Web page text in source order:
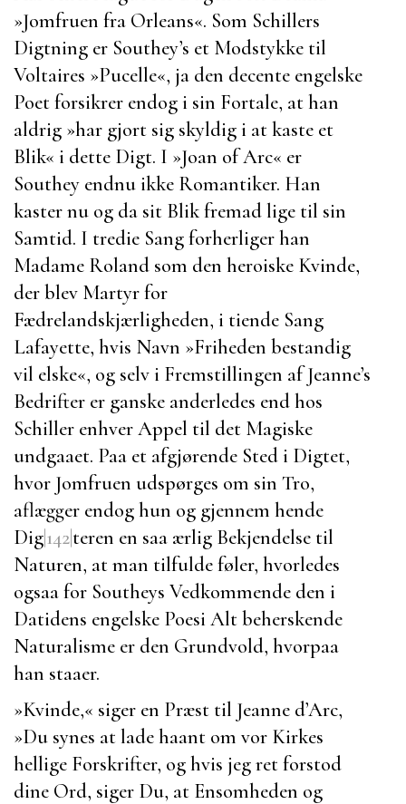
»Jomfruen fra Orleans«. Som Schillers
Digtning er Southey’s et Modstykke til
Voltaires »Pucelle«, ja den decente engelske
Poet forsikrer endog i sin Fortale, at han
aldrig »har gjort sig skyldig i at kaste et
Blik« i dette Digt. I »Joan of Arc« er
Southey endnu ikke Romantiker. Han
kaster nu og da sit Blik fremad lige til sin
Samtid. I tredie Sang forherliger han
Madame Roland som den heroiske Kvinde,
der blev Martyr for
Fædrelandskjærligheden, i tiende Sang
Lafayette, hvis Navn »Friheden bestandig
vil elske«, og selv i Fremstillingen afJeanne’s
Bedrifter er ganske anderledes end hos
Schiller enhver Appel til det Magiske
undgaaet. Paa et afgjørende Sted i Digtet,
hvor Jomfruen udspørges om sin Tro,
aflægger endog hun og gjennem hende
Dig|142|teren en saa ærlig Bekjendelse til
Naturen, at man tilfulde føler, hvorledes
ogsaa for Southeys Vedkommende den i
Datidens engelske Poesi Alt beherskende
Naturalisme er den Grundvold, hvorpaa
han staaer.
»Kvinde,« siger en Præst til Jeanne d’Arc,
»Du synes at lade haant om vor Kirkes
hellige Forskrifter, og hvis jeg ret forstod
dine Ord, siger Du, at Ensomheden og